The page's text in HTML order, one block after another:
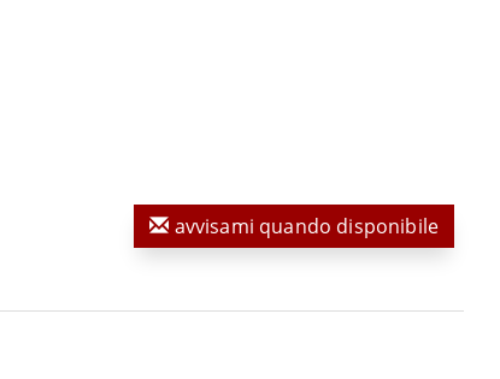
avvisami quando disponibile